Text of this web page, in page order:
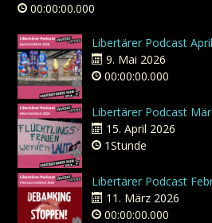
00:00:00.000
Libertärer Podcast
9. Mai 2026
00:00:00.000
Libertärer Podcast
15. April 2026
1Stunde
Libertärer Podcast
11. März 2026
00:00:00.000